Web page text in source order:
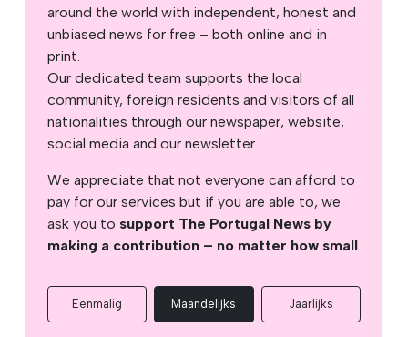
around the world with independent, honest and
unbiased news for free – both online and in
print.
Our dedicated team supports the local
community, foreign residents and visitors of all
nationalities through our newspaper, website,
social media and our newsletter.
We appreciate that not everyone can afford to
pay for our services but if you are able to, we
ask you to support The Portugal News by
making a contribution – no matter how small.
Eenmalig Maandelijks Jaarlijks